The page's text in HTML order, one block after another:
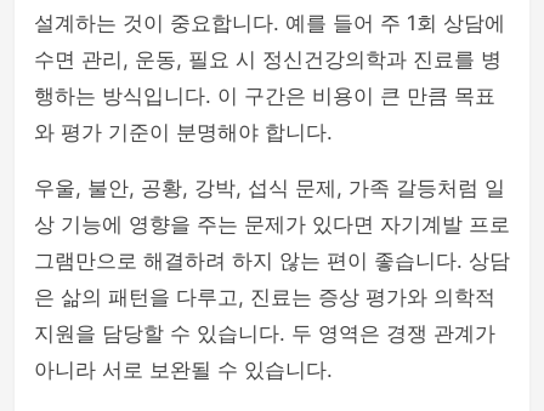
설계하는 것이 중요합니다. 예를 들어 주 1회 상담에
수면 관리, 운동, 필요 시 정신건강의학과 진료를 병
행하는 방식입니다. 이 구간은 비용이 큰 만큼 목표
와 평가 기준이 분명해야 합니다.
우울, 불안, 공황, 강박, 섭식 문제, 가족 갈등처럼 일
상 기능에 영향을 주는 문제가 있다면 자기계발 프로
그램만으로 해결하려 하지 않는 편이 좋습니다. 상담
은 삶의 패턴을 다루고, 진료는 증상 평가와 의학적
지원을 담당할 수 있습니다. 두 영역은 경쟁 관계가
아니라 서로 보완될 수 있습니다.